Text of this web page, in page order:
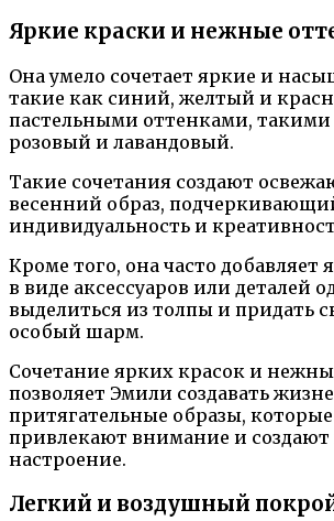
Яркие краски и нежные
Она умело сочетает яркие и
такие как синий, желтый и
пастельными оттенками,
розовый и лавандовый.
Такие сочетания создают
весенний образ,
индивидуальность и
Кроме того, она часто добавляет
в виде аксессуаров или деталей
выделиться из толпы и придать
особый шарм.
Сочетание ярких красок и
позволяет Эмили создавать
притягательные образы,
привлекают внимание и создают
настроение.
Легкий и воздушный